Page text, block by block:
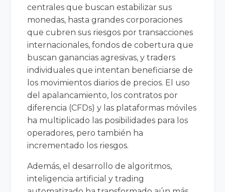
centrales que buscan estabilizar sus
monedas, hasta grandes corporaciones
que cubren sus riesgos por transacciones
internacionales, fondos de cobertura que
buscan ganancias agresivas, y traders
individuales que intentan beneficiarse de
los movimientos diarios de precios. El uso
del apalancamiento, los contratos por
diferencia (CFDs) y las plataformas móviles
ha multiplicado las posibilidades para los
operadores, pero también ha
incrementado los riesgos.
Además, el desarrollo de algoritmos,
inteligencia artificial y trading